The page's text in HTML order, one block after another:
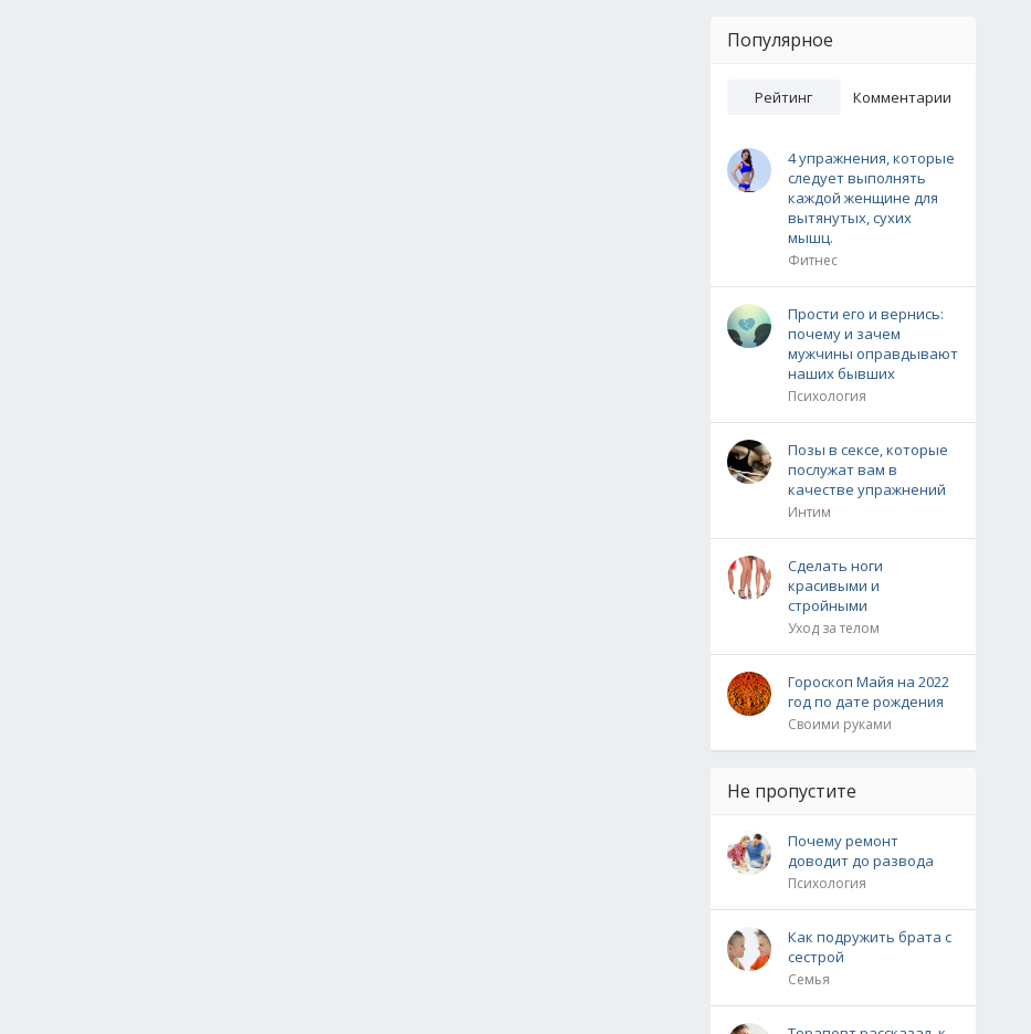
Популярное
Рейтинг Комментарии
4 упражнения, которые
следует выполнять
каждой женщине для
вытянутых, сухих
мышц.
Фитнес
Прости его и вернись:
почему и зачем
мужчины оправдывают
наших бывших
Психология
Позы в сексе, которые
послужат вам в
качестве упражнений
Интим
Сделать ноги
красивыми и
стройными
Уход за телом
Гороскоп Майя на 2022
год по дате рождения
Своими руками
Не пропустите
Почему ремонт
доводит до развода
Психология
Как подружить брата с
сестрой
Семья